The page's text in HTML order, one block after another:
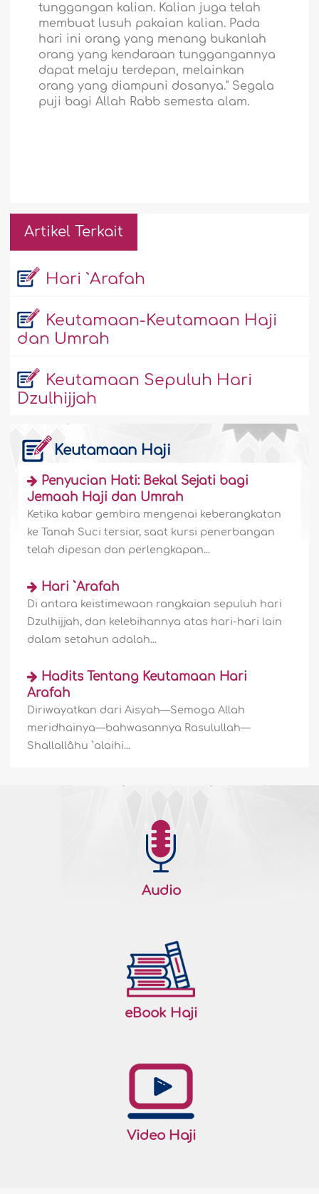
tunggangan kalian. Kalian juga telah
membuat lusuh pakaian kalian. Pada
hari ini orang yang menang bukanlah
orang yang kendaraan tunggangannya
dapat melaju terdepan, melainkan
orang yang diampuni dosanya." Segala
puji bagi Allah Rabb semesta alam.
Artikel Terkait
Hari `Arafah
Keutamaan-Keutamaan Haji
dan Umrah
Keutamaan Sepuluh Hari
Dzulhijjah
Keutamaan Haji
Penyucian Hati: Bekal Sejati bagi
Jemaah Haji dan Umrah
Ketika kabar gembira mengenai keberangkatan
ke Tanah Suci tersiar, saat kursi penerbangan
telah dipesan dan perlengkapan...
Hari `Arafah
Di antara keistimewaan rangkaian sepuluh hari
Dzulhijjah, dan kelebihannya atas hari-hari lain
dalam setahun adalah...
Hadits Tentang Keutamaan Hari
Arafah
Diriwayatkan dari Aisyah—Semoga Allah
meridhainya—bahwasannya Rasulullah—
Shallallâhu `alaihi...
Audio
eBook Haji
Video Haji